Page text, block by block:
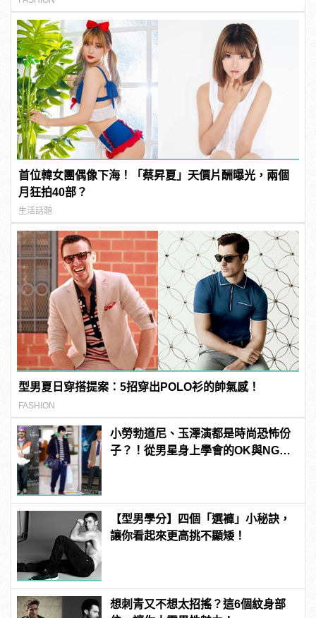
首位韓女團偶像下海！「蔡昇夏」天價片酬曝光，兩個
月狂拍40部？
生活話題
型男夏日穿搭提案：5招穿出POLO衫的帥氣感！
FASHION
小勞勃道尼、玉澤演都是時尚恐怖份
子？！從男星身上學會的OK與NG穿
【型男學分】四個「選褲」小秘訣，
讓你看起來更高挑不顯矮！
想刺青又不想太招搖？這6個紋身部